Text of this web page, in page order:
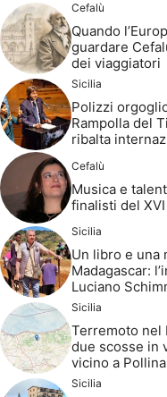
Cefalù
Quando
guardare
dei viaggiatori
Sicilia
Polizzi
Rampolla del
ribalta
Cefalù
Musica e
finalisti del
Sicilia
Un libro e una
Madagascar:
Luciano
Sicilia
Terremoto nel
due scosse in
vicino a Pollina
Sicilia